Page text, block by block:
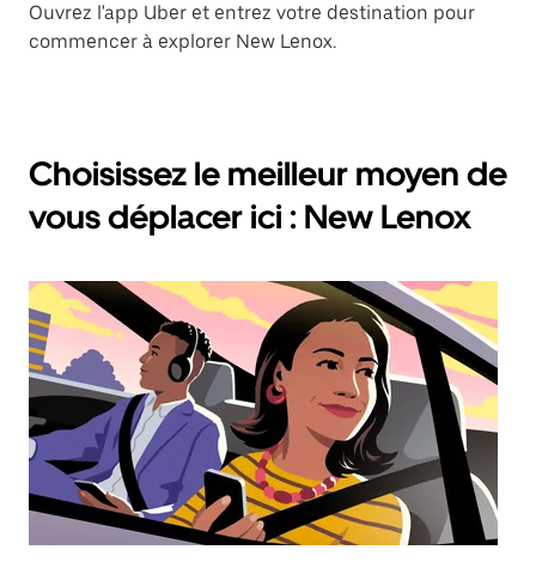
Ouvrez l'app Uber et entrez votre destination pour
commencer à explorer New Lenox.
Choisissez le meilleur moyen de
vous déplacer ici : New Lenox